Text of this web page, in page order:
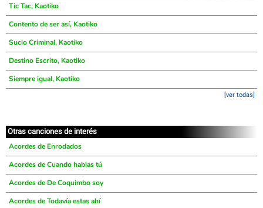
Tic Tac, Kaotiko
Contento de ser así, Kaotiko
Sucio Criminal, Kaotiko
Destino Escrito, Kaotiko
Siempre igual, Kaotiko
[ver todas]
Otras canciones de interés
Acordes de Enrodados
Acordes de Cuando hablas tú
Acordes de De Coquimbo soy
Acordes de Todavía estas ahí